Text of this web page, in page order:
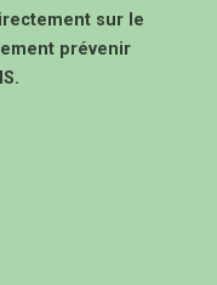
sur le
prévenir